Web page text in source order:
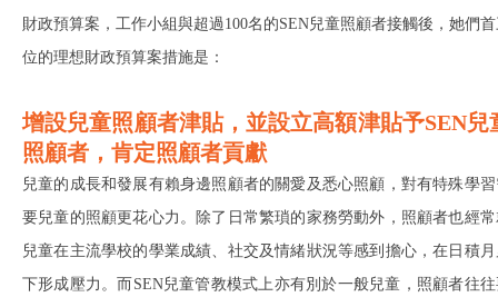
財政預算案，工作小組與超過100名的SEN兒童照顧者接觸後，她們
位的理想財政預算案措施是：
增設兒童照顧者津貼，並設立高額津貼予SEN兒
照顧者 ，肯定照顧者貢獻
兒童的成長和發展有賴身邊照顧者的關愛及悉心照顧，對有特殊學
要兒童的照顧更花心力。除了日常繁瑣的家務勞動外，照顧者也經
兒童在主流學校的學業成績、社交及情緒狀況等感到擔心，在日積
下形成壓力。而SEN兒童管教模式上亦有別於一般兒童，照顧者往